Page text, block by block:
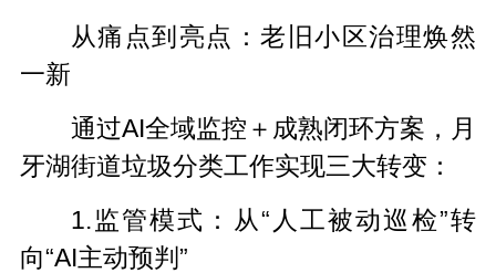
从痛点到亮点：老旧小区治理焕然
一新
通过AI全域监控＋成熟闭环方案，月
牙湖街道垃圾分类工作实现三大转变：
1.监管模式：从“人工被动巡检”转
向“AI主动预判”